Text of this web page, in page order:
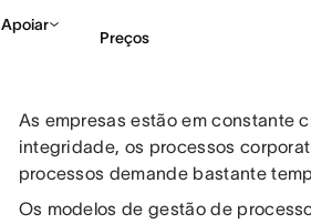
Apoiar
Preços
As empresas estão em constante
integridade, os processos
processos demande bastante
Os modelos de gestão de